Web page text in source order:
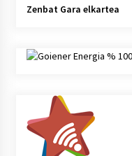
Zenbat Gara elkartea